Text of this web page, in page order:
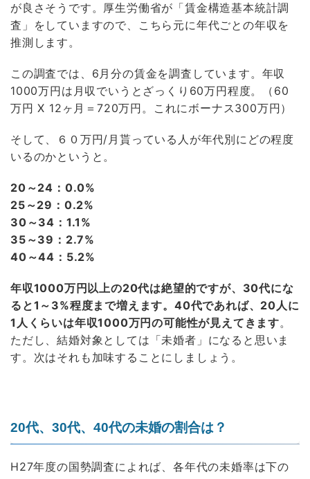
が良さそうです。厚生労働省が「賃金構造基本統計調
査」をしていますので、こちら元に年代ごとの年収を
推測します。
この調査では、6月分の賃金を調査しています。年収
1000万円は月収でいうとざっくり60万円程度。（60
万円 X 12ヶ月＝720万円。これにボーナス300万円）
そして、６０万円/月貰っている人が年代別にどの程度
いるのかというと。
20～24：0.0%
25～29：0.2%
30～34：1.1%
35～39：2.7%
40～44：5.2%
年収1000万円以上の20代は絶望的ですが、30代にな
ると1～3%程度まで増えます。40代であれば、20人に
1人くらいは年収1000万円の可能性が見えてきます。
ただし、結婚対象としては「未婚者」になると思いま
す。次はそれも加味することにしましょう。
20代、30代、40代の未婚の割合は？
H27年度の国勢調査によれば、各年代の未婚率は下の